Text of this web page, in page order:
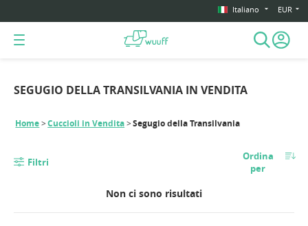
Italiano EUR
SEGUGIO DELLA TRANSILVANIA IN VENDITA
Home Cuccioli in Vendita Segugio della Transilvania
Filtri
Ordina
per
Non ci sono risultati